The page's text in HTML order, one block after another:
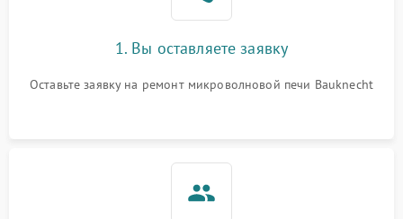
1. Вы оставляете заявку
Оставьте заявку на ремонт микроволновой печи Bauknecht